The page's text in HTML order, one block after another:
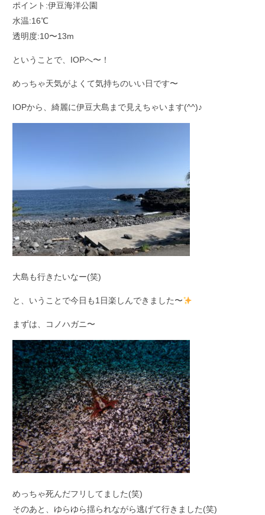
ポイント:伊豆海洋公園
水温:16℃
透明度:10〜13m
ということで、IOPへ〜！
めっちゃ天気がよくて気持ちのいい日です〜
IOPから、綺麗に伊豆大島まで見えちゃいます(^^)♪
大島も行きたいなー(笑)
と、いうことで今日も1日楽しんできました〜
まずは、コノハガニ〜
めっちゃ死んだフリしてました(笑)
そのあと、ゆらゆら揺られながら逃げて行きました(笑)